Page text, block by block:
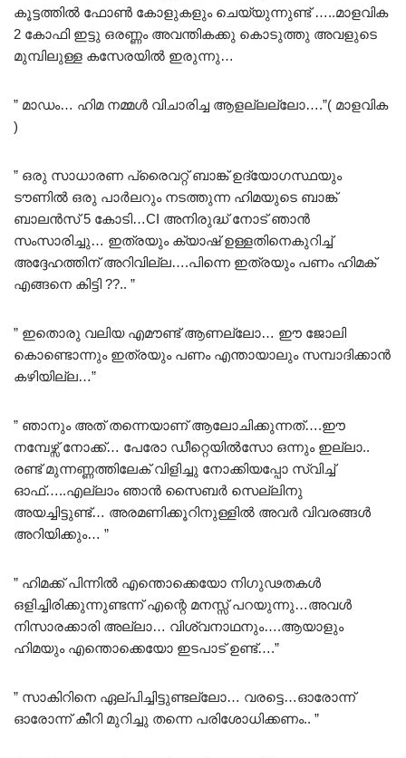
കൂട്ടത്തിൽ ഫോൺ കോളുകളും ചെയ്യുന്നുണ്ട് …..മാളവിക
2 കോഫി ഇട്ടു ഒരണ്ണം അവന്തികക്കു കൊടുത്തു അവളുടെ
മുമ്പിലുള്ള കസേരയിൽ ഇരുന്നു…
” മാഡം… ഹിമ നമ്മൾ വിചാരിച്ച ആളല്ലല്ലോ….”( മാളവിക
)
” ഒരു സാധാരണ പ്രൈവറ്റ് ബാങ്ക് ഉദ്യോഗസ്ഥയും
ടൗണിൽ ഒരു പാർലറും നടത്തുന്ന ഹിമയുടെ ബാങ്ക്
ബാലൻസ് 5 കോടി…CI അനിരുദ്ധ്‌ നോട് ഞാൻ
സംസാരിച്ചു… ഇത്രയും ക്യാഷ് ഉള്ളതിനെകുറിച്ച്
അദ്ദേഹത്തിന് അറിവില്ല….പിന്നെ ഇത്രയും പണം ഹിമക്
എങ്ങനെ കിട്ടി ??.. ”
” ഇതൊരു വലിയ എമൗണ്ട് ആണല്ലോ… ഈ ജോലി
കൊണ്ടൊന്നും ഇത്രയും പണം എന്തായാലും സമ്പാദിക്കാൻ
കഴിയില്ല…”
” ഞാനും അത് തന്നെയാണ് ആലോചിക്കുന്നത്….ഈ
നമ്പേഴ്സ് നോക്ക്… പേരോ ഡീറ്റെയിൽസോ ഒന്നും ഇല്ലാ..
രണ്ട് മുന്നണ്ണത്തിലേക് വിളിച്ചു നോക്കിയപ്പോ സ്വിച്ച്
ഓഫ്‌…..എല്ലാം ഞാൻ സൈബർ സെല്ലിനു
അയച്ചിട്ടുണ്ട്… അരമണിക്കൂറിനുള്ളിൽ അവർ വിവരങ്ങൾ
അറിയിക്കും… ”
” ഹിമക്ക് പിന്നിൽ എന്തൊക്കെയോ നിഗുഢതകൾ
ഒളിച്ചിരിക്കുന്നുണ്ടന്ന് എന്റെ മനസ്സ് പറയുന്നു…അവൾ
നിസാരക്കാരി അല്ലാ… വിശ്വനാഥനും….ആയാളും
ഹിമയും എന്തൊക്കെയോ ഇടപാട് ഉണ്ട്….”
” സാകിറിനെ ഏല്പിച്ചിട്ടുണ്ടല്ലോ… വരട്ടെ…ഓരോന്ന്
ഓരോന്ന് കീറി മുറിച്ചു തന്നെ പരിശോധിക്കണം.. ”